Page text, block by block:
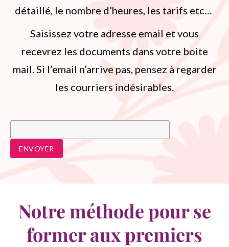
détaillé, le nombre d’heures, les tarifs etc…
Saisissez votre adresse email et vous
recevrez les documents dans votre boite
mail. Si l’email n’arrive pas, pensez à regarder
les courriers indésirables.
Notre méthode pour se
former aux premiers